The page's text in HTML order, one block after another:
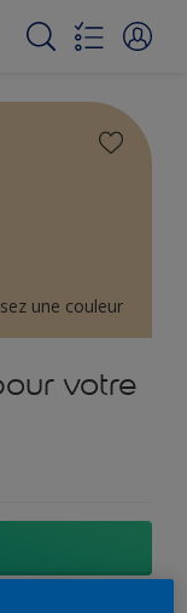
une couleur
votre